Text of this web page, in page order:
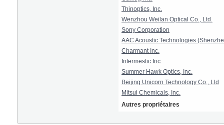
Thinoptics, Inc.
Wenzhou Weilan Optical Co., Ltd.
Sony Corporation
AAC Acoustic Technologies
Charmant Inc.
Intermestic Inc.
Summer Hawk Optics, Inc.
Beijing Unicorn Technology Co., Ltd
Mitsui Chemicals, Inc.
Autres propriétaires